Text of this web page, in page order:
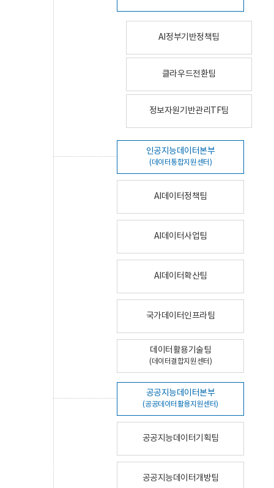
AI정부기반정책팀
클라우드전환팀
정보자원기반관리TF팀
인공지능데이터본부
(데이터통합지원센터)
AI데이터정책팀
AI데이터사업팀
AI데이터확산팀
국가데이터인프라팀
데이터활용기술팀
(데이터결합지원센터)
공공지능데이터본부
(공공데이터활용지원센터)
공공지능데이터기획팀
공공지능데이터개방팀